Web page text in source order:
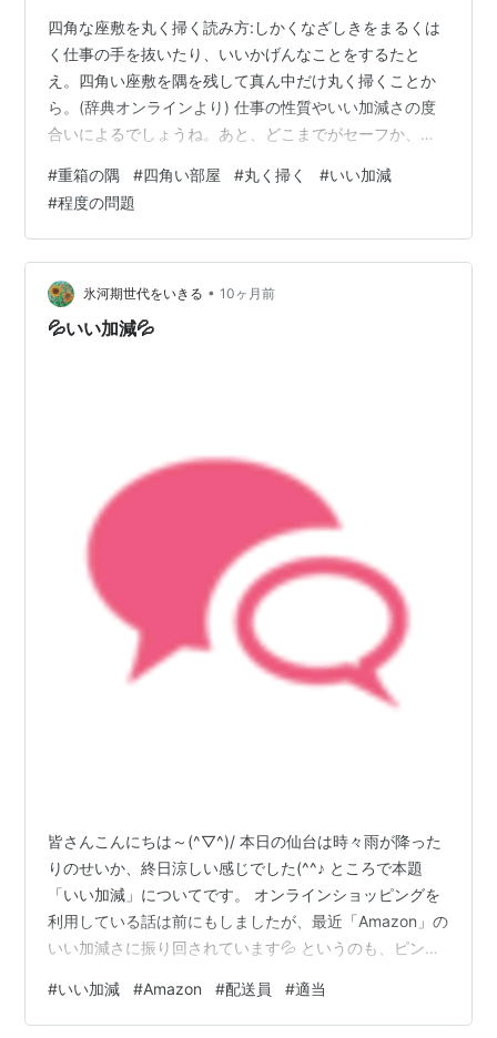
四角な座敷を丸く掃く読み方:しかくなざしきをまるくは
く仕事の手を抜いたり、いいかげんなことをするたと
え。四角い座敷を隅を残して真ん中だけ丸く掃くことか
ら。(辞典オンラインより) 仕事の性質やいい加減さの度
合いによるでしょうね。あと、どこまでがセーフか、人
隅をつつかれるより多少アバウトな方が好いです。あく
まで”多少”ですけどね。用事が足りていれば好いことだっ
て世の中にはたくさんありますし。 それよりもきちんと
するのが億劫なものだからギリギリまで手を付けないと
か、あちこちやりかけを広げっ放しとかの方が私にはス
トレスなんですけど、それはそれで彼女の…
#重箱の隅 #四角い部屋 #丸く掃く #いい加減
#程度の問題
氷河期世代をいきる • 10ヶ月前
💦いい加減💦
皆さんこんにちは～(^▽^)/ 本日の仙台は時々雨が降った
りのせいか、終日涼しい感じでした(^^♪ ところで本題
「いい加減」についてです。 オンラインショッピングを
利用している話は前にもしましたが、最近「Amazon」の
いい加減さに振り回されています💦 というのも、ピンポ
▽￣;) マンションなので不在時は宅配ボックスに入れて
OKなのですが、家に居ても届けてくれません💦 しかも本
#いい加減 #Amazon #配送員 #適当